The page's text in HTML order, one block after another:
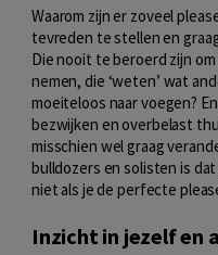
Waarom zijn er zoveel
tevreden te stellen en
Die nooit te beroerd zijn
nemen, die ‘weten’ wat
moeiteloos naar voegen?
bezwijken en overbelast
misschien wel graag
bulldozers en solisten is
niet als je de perfecte
Inzicht in jezelf en